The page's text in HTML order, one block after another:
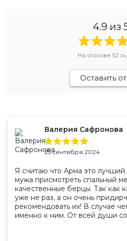
4.9 из
На основе 52
Оставить
Валерия Сафронова
25 сентября 2024
Я считаю что Арма это лучший
мужа присмотреть спальный
качественные берцы. Так как
уже не раз, а он очень
рекомендовать их! В случае
именно к ним. От всей души